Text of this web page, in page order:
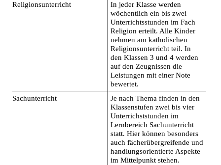
Religionsunterricht
In jeder Klasse werden
wöchentlich ein bis zwei
Unterrichtsstunden im Fach
Religion erteilt. Alle Kinder
nehmen am katholischen
Religionsunterricht teil. In
den Klassen 3 und 4 werden
auf den Zeugnissen die
Leistungen mit einer Note
bewertet.
Sachunterricht
Je nach Thema finden in den
Klassenstufen zwei bis vier
Unterrichststunden im
Lernbereich Sachunterricht
statt. Hier können besonders
auch fächerübergreifende und
handlungsorientierte Aspekte
im Mittelpunkt stehen.